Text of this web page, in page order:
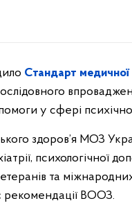
Стандарт
у сфері
здоров’я МОЗ
психологічної
та
рекомендації ВООЗ.